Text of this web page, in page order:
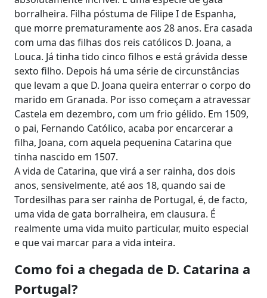
borralheira. Filha póstuma de Filipe I de Espanha,
que morre prematuramente aos 28 anos. Era casada
com uma das filhas dos reis católicos D. Joana, a
Louca. Já tinha tido cinco filhos e está grávida desse
sexto filho. Depois há uma série de circunstâncias
que levam a que D. Joana queira enterrar o corpo do
marido em Granada. Por isso começam a atravessar
Castela em dezembro, com um frio gélido. Em 1509,
o pai, Fernando Católico, acaba por encarcerar a
filha, Joana, com aquela pequenina Catarina que
tinha nascido em 1507.
A vida de Catarina, que virá a ser rainha, dos dois
anos, sensivelmente, até aos 18, quando sai de
Tordesilhas para ser rainha de Portugal, é, de facto,
uma vida de gata borralheira, em clausura. É
realmente uma vida muito particular, muito especial
e que vai marcar para a vida inteira.
Como foi a chegada de D. Catarina a
Portugal?